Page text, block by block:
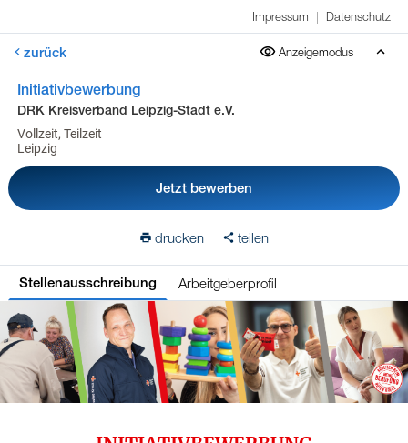
Impressum | Datenschutz
zurück Anzeigemodus
Initiativbewerbung
DRK Kreisverband Leipzig-Stadt e.V.
Vollzeit, Teilzeit
Leipzig
Jetzt bewerben
drucken teilen
Stellenausschreibung Arbeitgeberprofil